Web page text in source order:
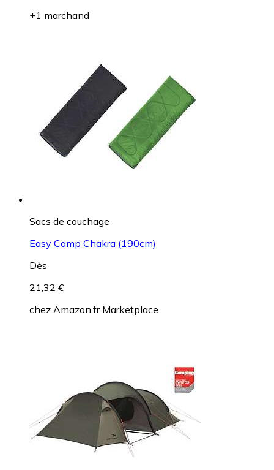
+1 marchand
Sacs de couchage
Easy Camp Chakra (190cm)
Dès
21,32 €
chez Amazon.fr Marketplace